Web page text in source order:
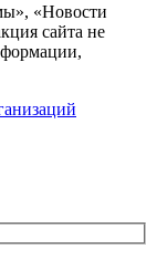
«Новости
сайта не